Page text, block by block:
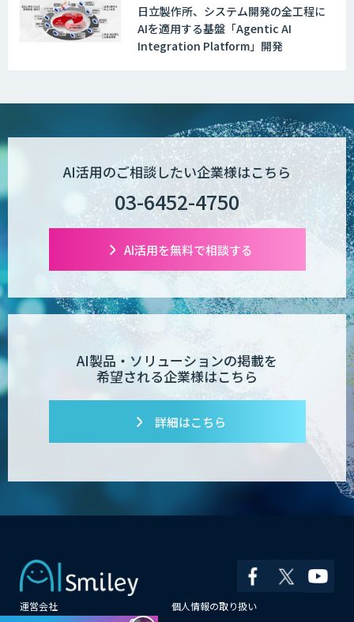
日立製作所、システム開発の全工程に
AIを適用する基盤「Agentic AI
Integration Platform」開発
AI活用のご相談したい企業様はこちら
03-6452-4750
AI活用を無料で相談する
AI製品・ソリューションの掲載を
希望される企業様はこちら
詳細はこちら
運営会社
個人情報の取り扱い